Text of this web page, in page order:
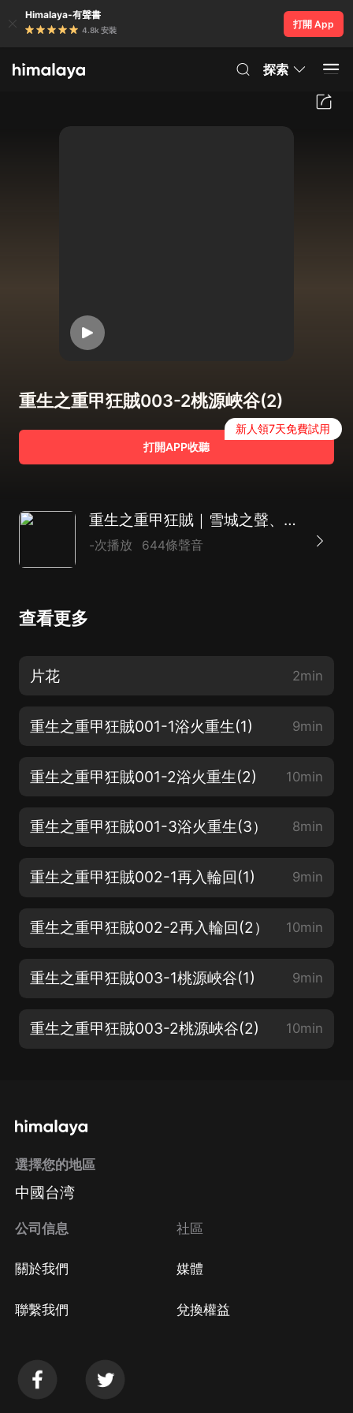
Himalaya-有聲書
4.8k 安裝
打開 App
探索
重生之重甲狂賊003-2桃源峽谷(2)
打開APP收聽
新人領7天免費試用
重生之重甲狂賊｜雪城之聲、淩曦玥 精品雙播
-次播放 644條聲音
查看更多
片花 2min
重生之重甲狂賊001-1浴火重生(1) 9min
重生之重甲狂賊001-2浴火重生(2) 10min
重生之重甲狂賊001-3浴火重生(3） 8min
重生之重甲狂賊002-1再入輪回(1) 9min
重生之重甲狂賊002-2再入輪回(2） 10min
重生之重甲狂賊003-1桃源峽谷(1) 9min
重生之重甲狂賊003-2桃源峽谷(2) 10min
選擇您的地區
中國台湾
公司信息
關於我們
聯繫我們
社區
媒體
兌換權益